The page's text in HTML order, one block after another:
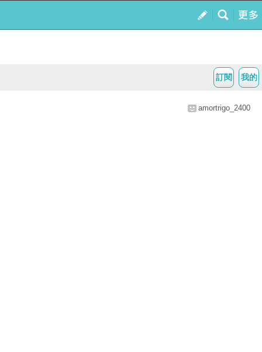
我的
訂閱
amortrigo_2400